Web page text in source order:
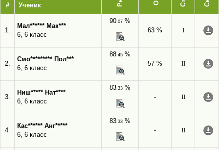
# Ученик
1.
Мал****** Мак***
6, 6 класс
90,07 %
63 %
I
2.
Смо********* Пол***
6, 6 класс
88,45 %
57 %
II
3.
Ниш***** Нат****
6, 6 класс
83,33 %
-
II
4.
Кас****** Анг*****
6, 6 класс
83,33 %
-
II